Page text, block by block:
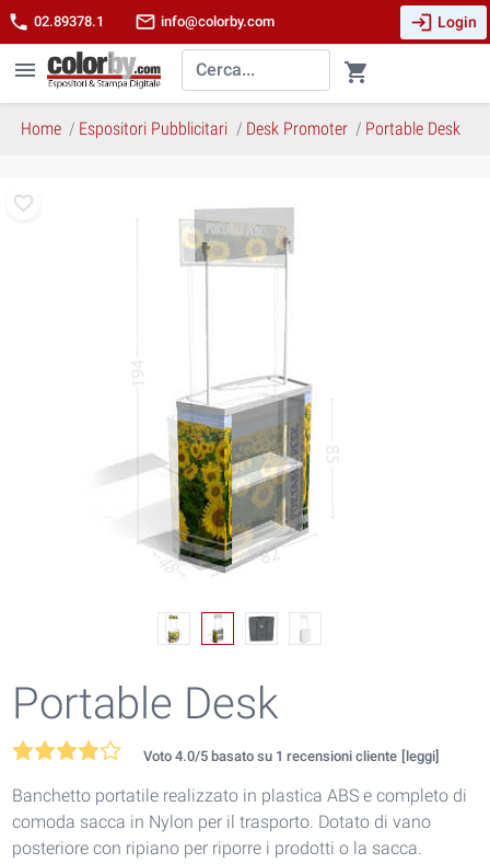
phone 02.89378.1 mail_outline info@colorby.com login Login
menu shopping_cart
Home Espositori Pubblicitari Desk Promoter Portable Desk
Portable Desk
Voto 4.0/5 basato su 1 recensioni cliente [leggi]
Banchetto portatile realizzato in plastica ABS e completo di
comoda sacca in Nylon per il trasporto. Dotato di vano
posteriore con ripiano per riporre i prodotti o la sacca.